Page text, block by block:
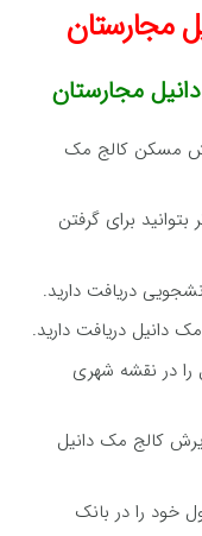
مجارستان‌
مجارستان
بخش مسکن کالج مک
بتوانید برای گرفتن
دریافت دارید.
دانیل دریافت دارید.
را در نقشه شهری
کالج مک دانیل
خود را در بانک